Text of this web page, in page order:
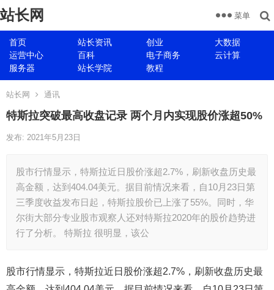
站长网
首页 站长资讯 创业
大数据
运营中心
百科 电子商务
云计算
服务器
站长学院 教程
菜单
站长网 通讯
特斯拉突破最高收盘记录 两个月内实现股价涨超50%
发布: 2021年5月23日
股市行情显示，特斯拉近日股价涨超2.7%，刷新收盘历史最
高金额，达到404.04美元。据目前情况来看，自10月23日第
三季度收益发布日起，特斯拉股价已上涨了55%。同时，华
尔街大部分专业股市观察人还对特斯拉2020年的股价趋势进
行了分析。 特斯拉 很明显，该公
股市行情显示，特斯拉近日股价涨超2.7%，刷新收盘历史最